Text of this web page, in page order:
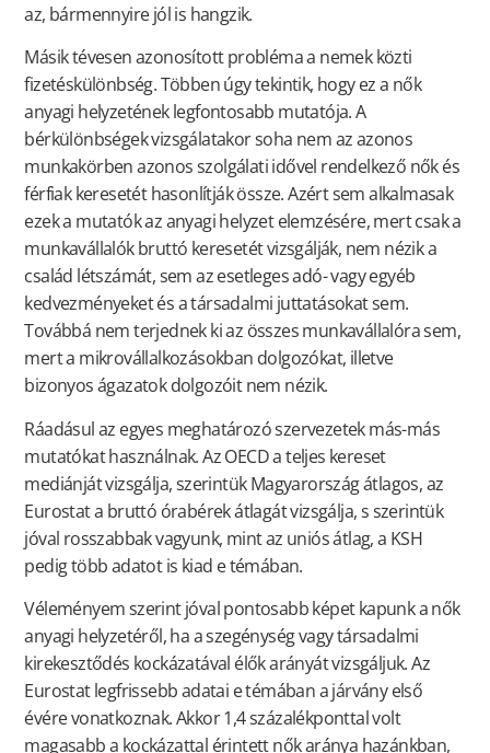
az, bármennyire jól is hangzik.
Másik tévesen azonosított probléma a nemek közti
fizetéskülönbség. Többen úgy tekintik, hogy ez a nők
anyagi helyzetének legfontosabb mutatója. A
bérkülönbségek vizsgálatakor soha nem az azonos
munkakörben azonos szolgálati idővel rendelkező nők és
férfiak keresetét hasonlítják össze. Azért sem alkalmasak
ezek a mutatók az anyagi helyzet elemzésére, mert csak a
munkavállalók bruttó keresetét vizsgálják, nem nézik a
család létszámát, sem az esetleges adó- vagy egyéb
kedvezményeket és a társadalmi juttatásokat sem.
Továbbá nem terjednek ki az összes munkavállalóra sem,
mert a mikrovállalkozásokban dolgozókat, illetve
bizonyos ágazatok dolgozóit nem nézik.
Ráadásul az egyes meghatározó szervezetek más-más
mutatókat használnak. Az OECD a teljes kereset
mediánját vizsgálja, szerintük Magyarország átlagos, az
Eurostat a bruttó órabérek átlagát vizsgálja, s szerintük
jóval rosszabbak vagyunk, mint az uniós átlag, a KSH
pedig több adatot is kiad e témában.
Véleményem szerint jóval pontosabb képet kapunk a nők
anyagi helyzetéről, ha a szegénység vagy társadalmi
kirekesztődés kockázatával élők arányát vizsgáljuk. Az
Eurostat legfrissebb adatai e témában a járvány első
évére vonatkoznak. Akkor 1,4 százalékponttal volt
magasabb a kockázattal érintett nők aránya hazánkban,